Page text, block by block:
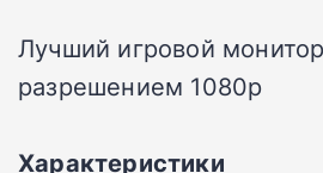
Лучший игровой
разрешением 1080p
Характеристики